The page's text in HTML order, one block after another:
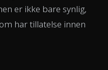
er ikke bare synlig,
har tillatelse innen